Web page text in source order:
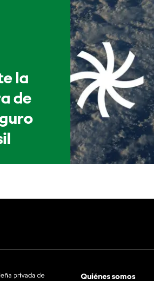
la
de
privada de
Quiénes somos